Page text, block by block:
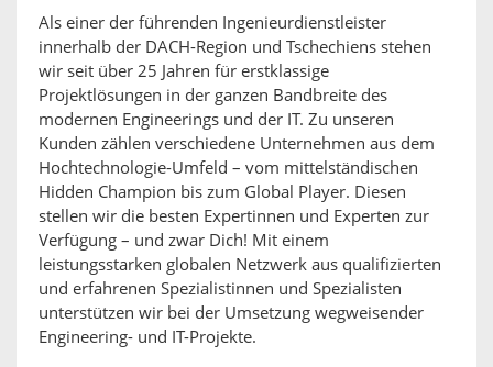
Als einer der führenden Ingenieurdienstleister
innerhalb der DACH-Region und Tschechiens stehen
wir seit über 25 Jahren für erstklassige
Projektlösungen in der ganzen Bandbreite des
modernen Engineerings und der IT. Zu unseren
Kunden zählen verschiedene Unternehmen aus dem
Hochtechnologie-Umfeld – vom mittelständischen
Hidden Champion bis zum Global Player. Diesen
stellen wir die besten Expertinnen und Experten zur
Verfügung – und zwar Dich! Mit einem
leistungsstarken globalen Netzwerk aus qualifizierten
und erfahrenen Spezialistinnen und Spezialisten
unterstützen wir bei der Umsetzung wegweisender
Engineering- und IT-Projekte.